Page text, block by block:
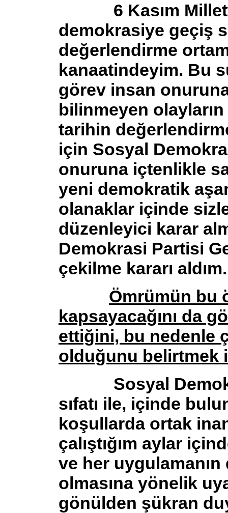
6 Kasım
demokrasiye geçiş
değerlendirme
kanaatindeyim. Bu
görev insan
bilinmeyen
tarihin
için Sosyal
onuruna içtenlikle
yeni demokratik
olanaklar içinde
düzenleyici karar
Demokrasi Partisi
çekilme kararı aldım.
Ömrümün bu
kapsayacağını da
ettiğini, bu nedenle
olduğunu belirtmek
Sosyal
sıfatı ile, içinde
koşullarda ortak
çalıştığım aylar
ve her
olmasına yönelik
gönülden şükran